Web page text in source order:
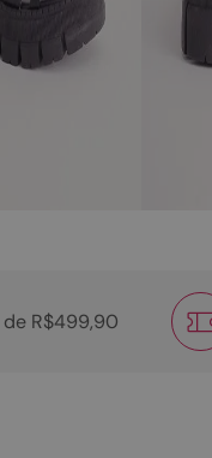
R$499,90